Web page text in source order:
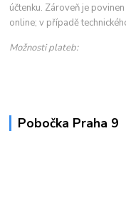
účtenku. Zároveň je
online; v případě
Možnosti plateb:
Pobočka Praha 9